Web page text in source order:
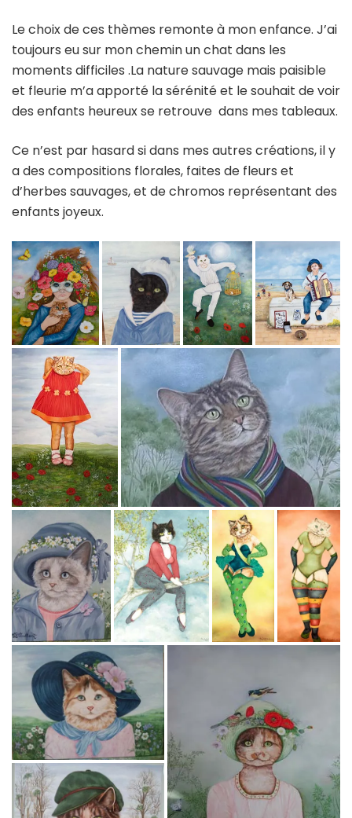
Le choix de ces thèmes remonte à mon enfance. J’ai
toujours eu sur mon chemin un chat dans les
moments difficiles .La nature sauvage mais paisible
et fleurie m’a apporté la sérénité et le souhait de voir
des enfants heureux se retrouve dans mes tableaux.
Ce n’est par hasard si dans mes autres créations, il y
a des compositions florales, faites de fleurs et
d’herbes sauvages, et de chromos représentant des
enfants joyeux.